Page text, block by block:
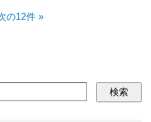
の12件
検索